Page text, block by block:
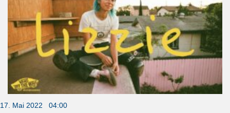
17. Mai 2022 04:00